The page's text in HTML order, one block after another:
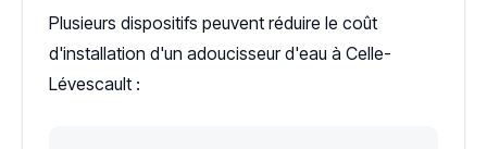
Plusieurs dispositifs peuvent réduire le coût
d'installation d'un adoucisseur d'eau à Celle-
Lévescault :